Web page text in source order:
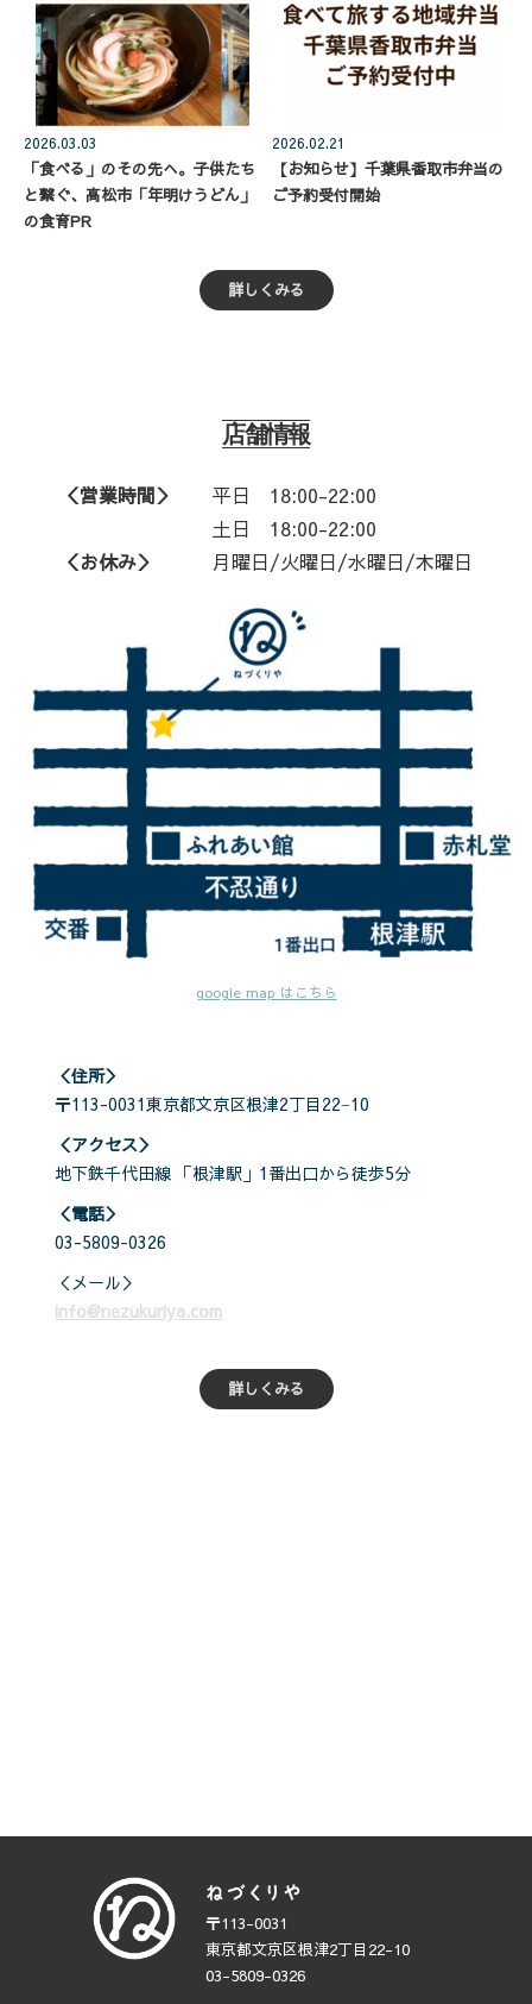
2026.03.03
「食べる」のその先へ。子供たち
と繋ぐ、高松市「年明けうどん」
の食育PR
2026.02.21
【お知らせ】千葉県香取市弁当の
ご予約受付開始
詳しくみる
店舗情報
＜営業時間＞ 平日
18:00-22:00
土日 18:00-22:00
＜お休み＞ 月曜日/火曜日/水曜日/木曜日
google map はこちら
＜住所＞
〒113-0031東京都文京区根津2丁目22−10
＜アクセス＞
地下鉄千代田線 「根津駅」1番出口から徒歩5分
＜電話＞
03-5809-0326
＜メール＞
info@nezukuriya.com
詳しくみる
〒113-0031
東京都文京区根津2丁目22-10
03-5809-0326